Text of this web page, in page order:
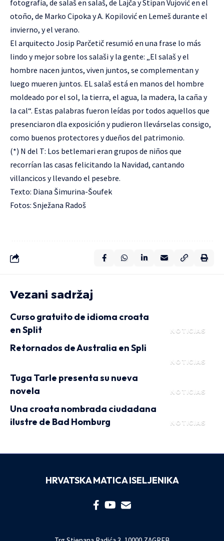
fotografía, de salaš en salaš, de Lajča y Stipan Vujović en el
otoño, de Marko Cipoka y A. Kopilović en Lemeš durante el
invierno, y el verano.
El arquitecto Josip Parčetič resumió en una frase lo más
lindo y mejor sobre los salaši y la gente: „El salaš y el
hombre nacen juntos, viven juntos, se complementan y
luego mueren juntos. EL salaš está en manos del hombre
moldeado por el sol, la tierra, el agua, la madera, la caña y
la cal“. Estas palabras fueron leídas por todos aquellos que
presenciaron dla exposición y pudieron llevárselas consigo,
como buenos protectores y dueños del patrimonio.
(*) N del T: Los betlemari eran grupos de niños que
recorrían las casas felicitando la Navidad, cantando
villancicos y llevando el pesebre.
Texto: Diana Šimurina-Šoufek
Fotos: Snježana Radoš
Vezani sadržaj
NOTICIAS
Curso gratuito de idioma croata
en Split
NOTICIAS
Retornados de Australia en Spli
NOTICIAS
Tuga Tarle presenta su nueva
novela
NOTICIAS
Una croata nombrada ciudadana
ilustre de Bad Homburg
HRVATSKA MATICA ISELJENIKA